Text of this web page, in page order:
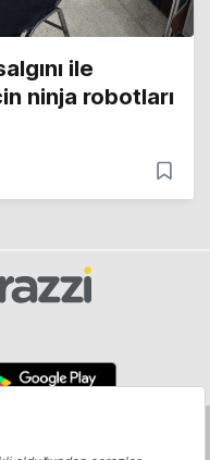
ile
ninja robotları